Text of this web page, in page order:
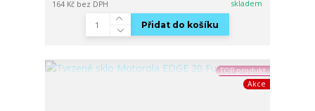
164 Kč bez DPH skladem
Přidat do košíku
TOP produkt
Akce